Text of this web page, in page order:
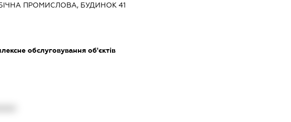
ПРОМИСЛОВА, БУДИНОК 41
обслуговування об'єктів